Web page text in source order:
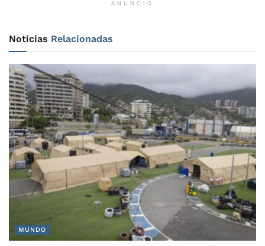
ANUNCIO
Noticias Relacionadas
MUNDO